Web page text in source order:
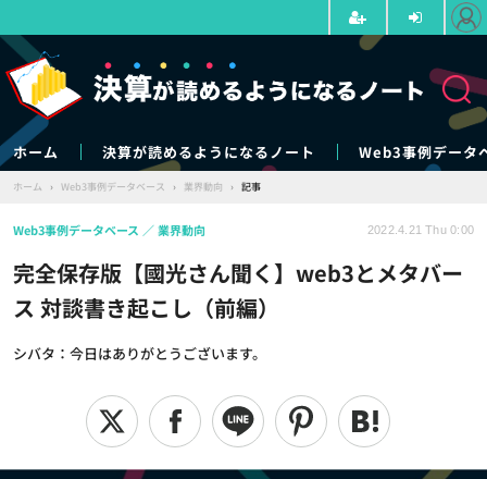
ホーム 決算が読めるようになるノート Web3事例データ
ホーム › Web3事例データベース › 業界動向 › 記事
完全保存版【國光さん聞く】web3とメタバー
ス 対談書き起こし（前編）
シバタ：今日はありがとうございます。
Web3事例データベース 業界動向 2022.4.21 Thu 0:00